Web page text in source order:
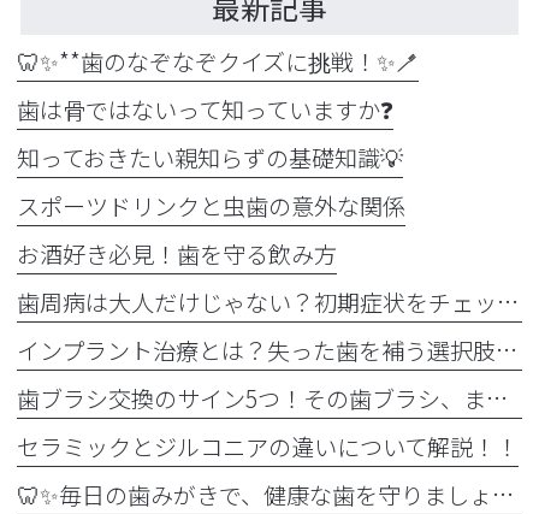
🦷✨**歯のなぞなぞクイズに挑戦！✨🪥
歯は骨ではないって知っていますか❓
知っておきたい親知らずの基礎知識💡
スポーツドリンクと虫歯の意外な関係
お酒好き必見！歯を守る飲み方
歯周病は大人だけじゃない？初期症状をチェック
インプラント治療とは？失った歯を補う選択肢を正しく知りましょう！！
歯ブラシ交換のサイン5つ！その歯ブラシ、まだ使っていませんか？🪥
セラミックとジルコニアの違いについて解説！！
🦷✨毎日の歯みがきで、健康な歯を守りましょう✨🪥